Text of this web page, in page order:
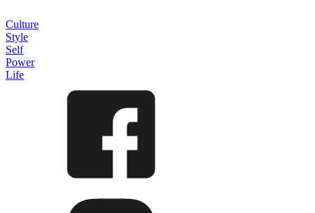
Culture
Style
Self
Power
Life